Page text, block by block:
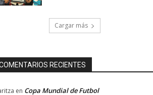
Cargar más
RECIENTES
en Copa Mundial de Futbol